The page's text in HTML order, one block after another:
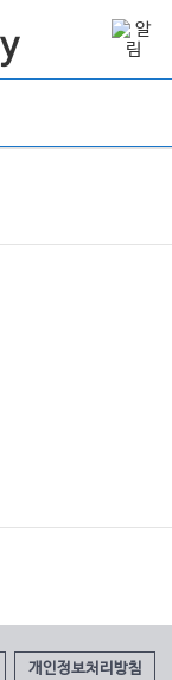
개인정보처리방침